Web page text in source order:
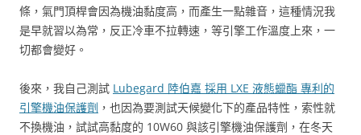
條，氣門頂桿會因為機油黏度高，而產生一點雜音，這種情況我
是早就習以為常，反正冷車不拉轉速，等引擎工作溫度上來，一
切都會變好。
後來，我自己測試 Lubegard 陸伯嘉 採用 LXE 液態蠟酯 專利的
引擎機油保護劑 ，也因為要測試天候變化下的產品特性，索性就
不換機油，試試高黏度的 10W60 與該引擎機油保護劑，在冬天